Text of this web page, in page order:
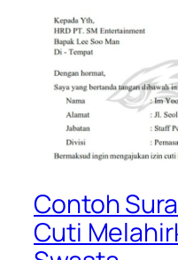
Contoh
Cuti